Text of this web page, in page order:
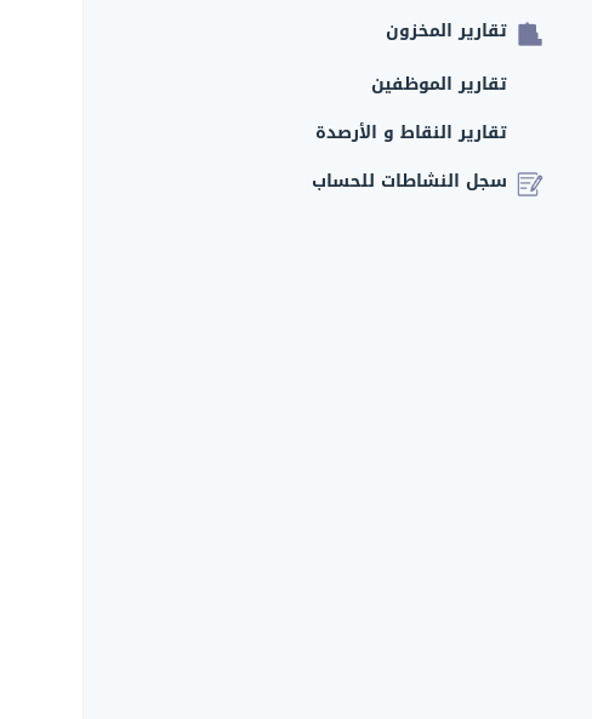
تقارير المخزون
تقارير الموظفين
تقارير النقاط و الأرصدة
سجل النشاطات للحساب